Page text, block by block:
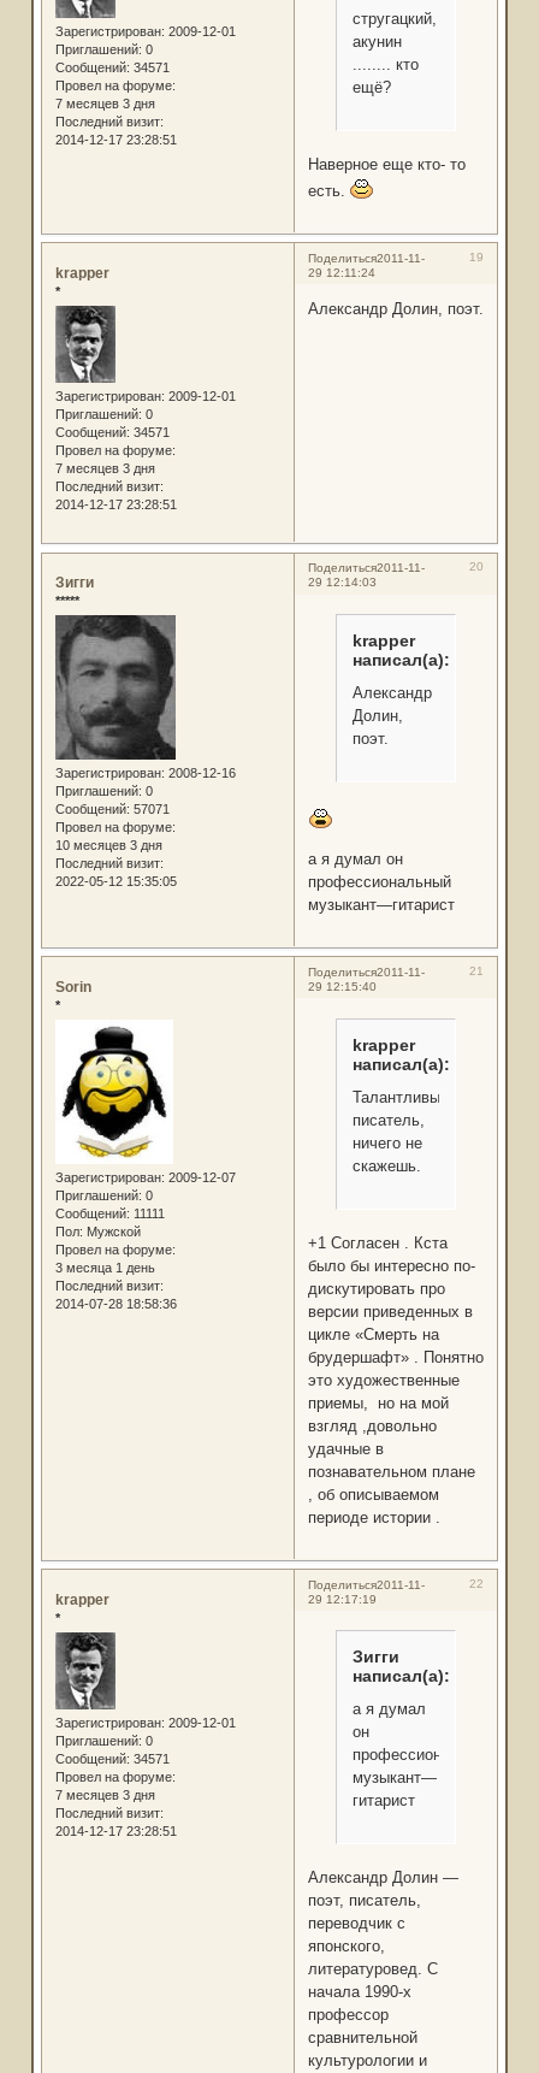
Зарегистрирован: 2009-12-01
Приглашений: 0
Сообщений: 34571
Провел на форуме:
7 месяцев 3 дня
Последний визит:
2014-12-17 23:28:51
стругацкий,
акунин
........ кто
ещё?
Наверное еще кто- то
есть.
Поделиться 19
2011-11-
29 12:11:24
krapper
*
Зарегистрирован: 2009-12-01
Приглашений: 0
Сообщений: 34571
Провел на форуме:
7 месяцев 3 дня
Последний визит:
2014-12-17 23:28:51
Александр Долин, поэт.
Поделиться 20
2011-11-
29 12:14:03
Зигги
*****
Зарегистрирован: 2008-12-16
Приглашений: 0
Сообщений: 57071
Провел на форуме:
10 месяцев 3 дня
Последний визит:
2022-05-12 15:35:05
krapper
написал(а):
Александр
Долин,
поэт.
а я думал он
профессиональный
музыкант—гитарист
Поделиться 21
2011-11-
29 12:15:40
Sorin
*
Зарегистрирован: 2009-12-07
Приглашений: 0
Сообщений: 11111
Пол: Мужской
Провел на форуме:
3 месяца 1 день
Последний визит:
2014-07-28 18:58:36
krapper
написал(а):
Талантливый
писатель,
ничего не
скажешь.
+1 Согласен . Кста
было бы интересно по-
дискутировать про
версии приведенных в
цикле «Смерть на
брудершафт» . Понятно
это художественные
приемы, но на мой
взгляд ,довольно
удачные в
познавательном плане
, об описываемом
периоде истории .
Поделиться 22
2011-11-
29 12:17:19
krapper
*
Зарегистрирован: 2009-12-01
Приглашений: 0
Сообщений: 34571
Провел на форуме:
7 месяцев 3 дня
Последний визит:
2014-12-17 23:28:51
Зигги
написал(а):
а я думал
он
профессиональный
музыкант—
гитарист
Александр Долин —
поэт, писатель,
переводчик с
японского,
литературовед. С
начала 1990-х
профессор
сравнительной
культурологии и